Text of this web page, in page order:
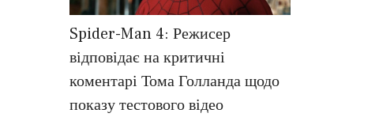
Spider-Man 4: Режисер
відповідає на критичні
коментарі Тома Голланда щодо
показу тестового відео